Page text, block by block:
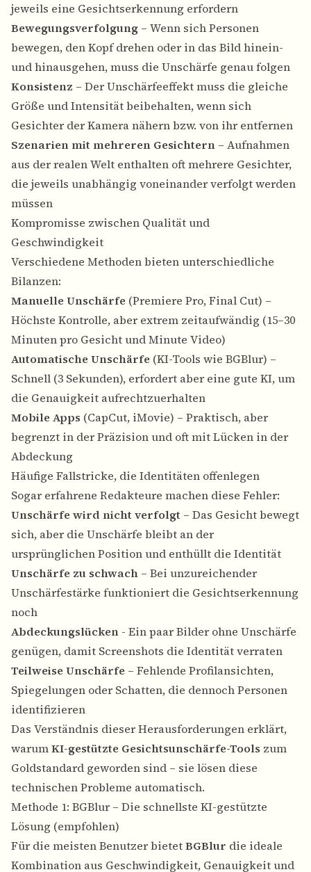
jeweils eine Gesichtserkennung erfordern
Bewegungsverfolgung – Wenn sich Personen
bewegen, den Kopf drehen oder in das Bild hinein-
und hinausgehen, muss die Unschärfe genau folgen
Konsistenz – Der Unschärfeeffekt muss die gleiche
Größe und Intensität beibehalten, wenn sich
Gesichter der Kamera nähern bzw. von ihr entfernen
Szenarien mit mehreren Gesichtern – Aufnahmen
aus der realen Welt enthalten oft mehrere Gesichter,
die jeweils unabhängig voneinander verfolgt werden
müssen
Kompromisse zwischen Qualität und
Geschwindigkeit
Verschiedene Methoden bieten unterschiedliche
Bilanzen:
Manuelle Unschärfe (Premiere Pro, Final Cut) –
Höchste Kontrolle, aber extrem zeitaufwändig (15–30
Minuten pro Gesicht und Minute Video)
Automatische Unschärfe (KI-Tools wie BGBlur) –
Schnell (3 Sekunden), erfordert aber eine gute KI, um
die Genauigkeit aufrechtzuerhalten
Mobile Apps (CapCut, iMovie) – Praktisch, aber
begrenzt in der Präzision und oft mit Lücken in der
Abdeckung
Häufige Fallstricke, die Identitäten offenlegen
Sogar erfahrene Redakteure machen diese Fehler:
Unschärfe wird nicht verfolgt – Das Gesicht bewegt
sich, aber die Unschärfe bleibt an der
ursprünglichen Position und enthüllt die Identität
Unschärfe zu schwach – Bei unzureichender
Unschärfestärke funktioniert die Gesichtserkennung
noch
Abdeckungslücken - Ein paar Bilder ohne Unschärfe
genügen, damit Screenshots die Identität verraten
Teilweise Unschärfe – Fehlende Profilansichten,
Spiegelungen oder Schatten, die dennoch Personen
identifizieren
Das Verständnis dieser Herausforderungen erklärt,
warumKI-gestützte Gesichtsunschärfe-Tools zum
Goldstandard geworden sind – sie lösen diese
technischen Probleme automatisch.
Methode 1: BGBlur – Die schnellste KI-gestützte
Lösung (empfohlen)
Für die meisten Benutzer bietetBGBlur die ideale
Kombination aus Geschwindigkeit, Genauigkeit und